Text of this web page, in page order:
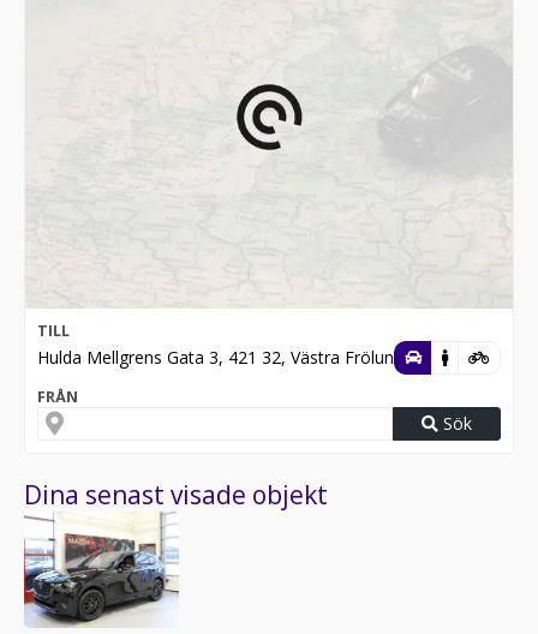
TILL
Hulda Mellgrens Gata 3, 421 32, Västra Frölunda
FRÅN
Sök
Dina senast visade objekt